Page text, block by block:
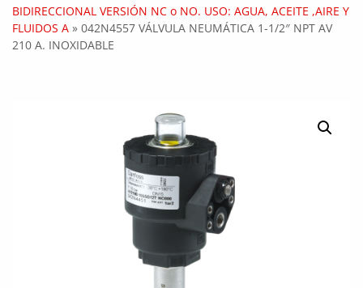
BIDIRECCIONAL VERSIÓN NC o NO. USO: AGUA, ACEITE ,AIRE Y
FLUIDOS A » 042N4557 VÁLVULA NEUMÁTICA 1-1/2″ NPT AV
210 A. INOXIDABLE